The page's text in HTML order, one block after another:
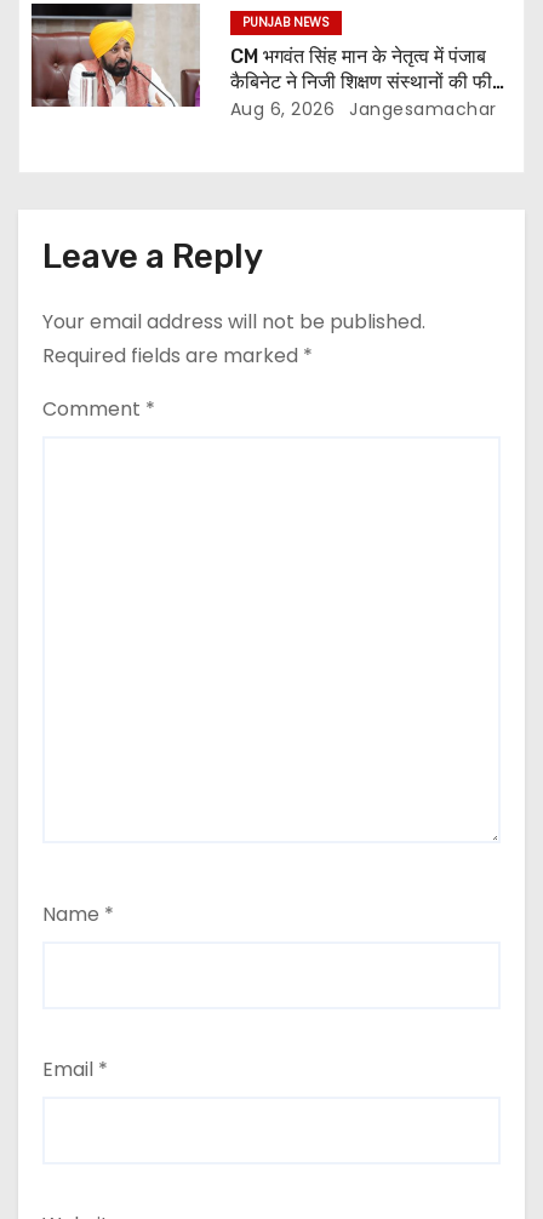
PUNJAB NEWS
CM भगवंत सिंह मान के नेतृत्व में पंजाब
कैबिनेट ने निजी शिक्षण संस्थानों की फीस
नियमन (संशोधन) विधेयक-2026 को
Aug 6, 2026 Jangesamachar
Leave a Reply
Your email address will not be published.
Required fields are marked *
Comment *
Name *
Email *